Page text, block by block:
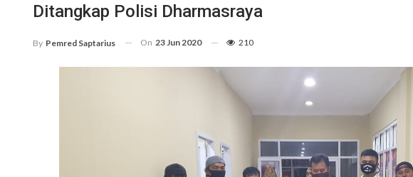
Ditangkap Polisi Dharmasraya
By Pemred Saptarius On 23 Jun 2020 210